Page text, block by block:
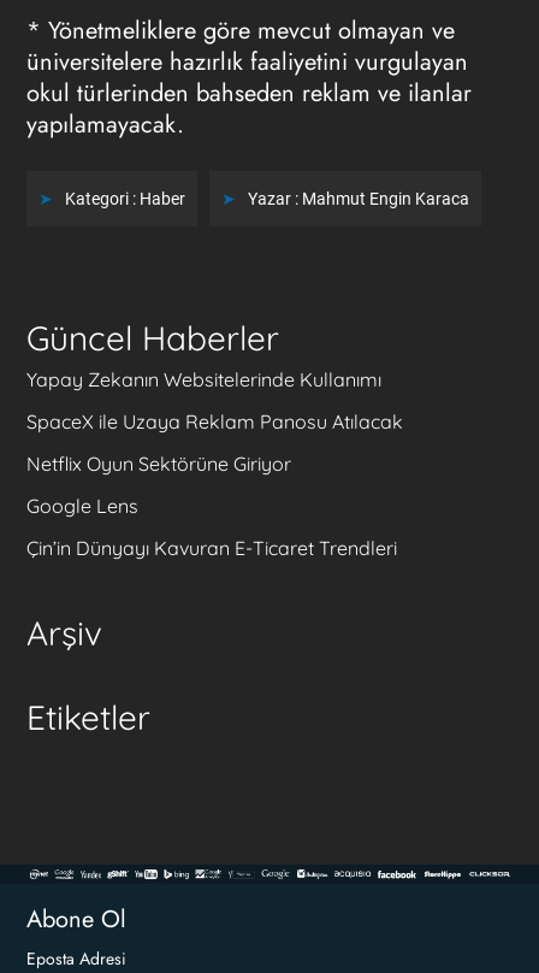
* Yönetmeliklere göre mevcut olmayan ve
üniversitelere hazırlık faaliyetini vurgulayan
okul türlerinden bahseden reklam ve ilanlar
yapılamayacak.
Kategori : Haber Yazar : Mahmut Engin Karaca
Güncel Haberler
Yapay Zekanın Websitelerinde Kullanımı
SpaceX ile Uzaya Reklam Panosu Atılacak
Netflix Oyun Sektörüne Giriyor
Google Lens
Çin’in Dünyayı Kavuran E-Ticaret Trendleri
Arşiv
Etiketler
Abone Ol
Eposta Adresi